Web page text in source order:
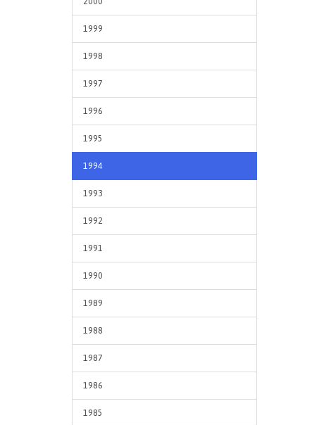
1999
1998
1997
1996
1995
1994
1993
1992
1991
1990
1989
1988
1987
1986
1985